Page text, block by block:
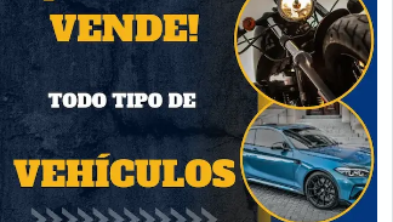
Método de entrega